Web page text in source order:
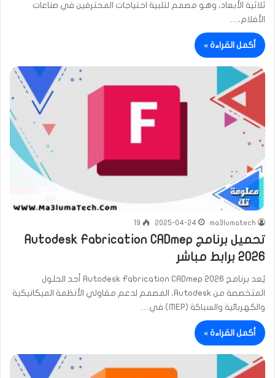
ثلاثية الأبعاد، وهو مصمم لتلبية احتياجات المحترفين في صناعات
الأفلام،…
أكمل القراءة »
ma3lumatech
2025-04-24
19
تحميل برنامج Autodesk Fabrication CADmep
2026 برابط مباشر
يُعد برنامج Autodesk Fabrication CADmep 2026 أحد الحلول
المتخصصة من Autodesk، المصمم لدعم مقاولي الأنظمة الميكانيكية
والكهربائية والسباكة (MEP) في…
أكمل القراءة »